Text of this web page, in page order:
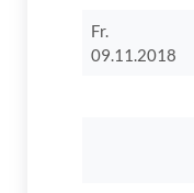
Fr.
09.11.2018